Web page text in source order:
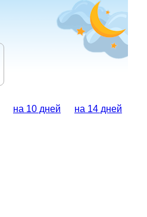
на 10 дней на 14 дней